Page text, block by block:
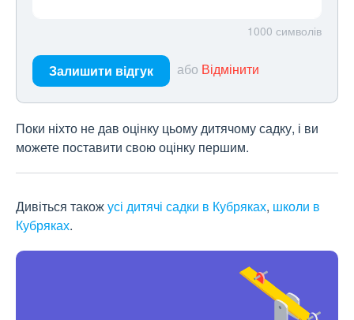
1000 символів
Залишити відгук або Відмінити
Поки ніхто не дав оцінку цьому дитячому садку, і ви
можете поставити свою оцінку першим.
Дивіться такожусі дитячі садки в Кубряках, школи в
Кубряках.